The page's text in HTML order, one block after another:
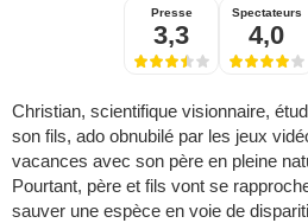
Presse
3,3
Spectateurs
4,0
Christian, scientifique visionnaire,
son fils, ado obnubilé par les jeux
vacances avec son père en pleine
Pourtant, père et fils vont se
sauver une espèce en voie de